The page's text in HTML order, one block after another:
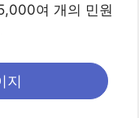
여 개의 민원
지